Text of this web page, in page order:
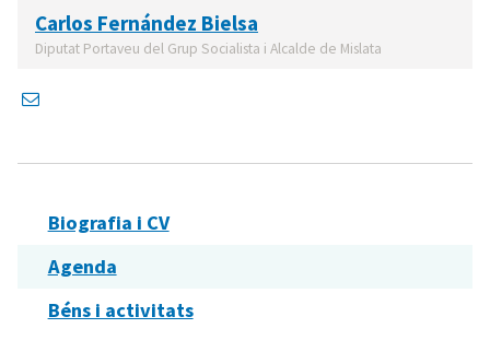
Carlos Fernández Bielsa
Diputat Portaveu del Grup Socialista i Alcalde de Mislata
Biografia i CV
Agenda
Béns i activitats